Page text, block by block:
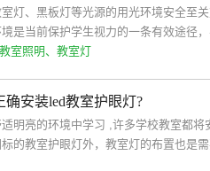
灯、黑板灯等光源的用光环境安全至
是当前保护学生视力的一条有效途径
教室照明、教室灯
安装led教室护眼灯?
明亮的环境中学习 ,许多学校教室都将
的教室护眼灯外，教室灯的布置也是